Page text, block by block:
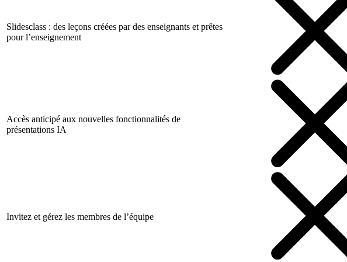
Slidesclass : des leçons créées par des enseignants et prêtes
pour l’enseignement
Accès anticipé aux nouvelles fonctionnalités de
présentations IA
Invitez et gérez les membres de l’équipe